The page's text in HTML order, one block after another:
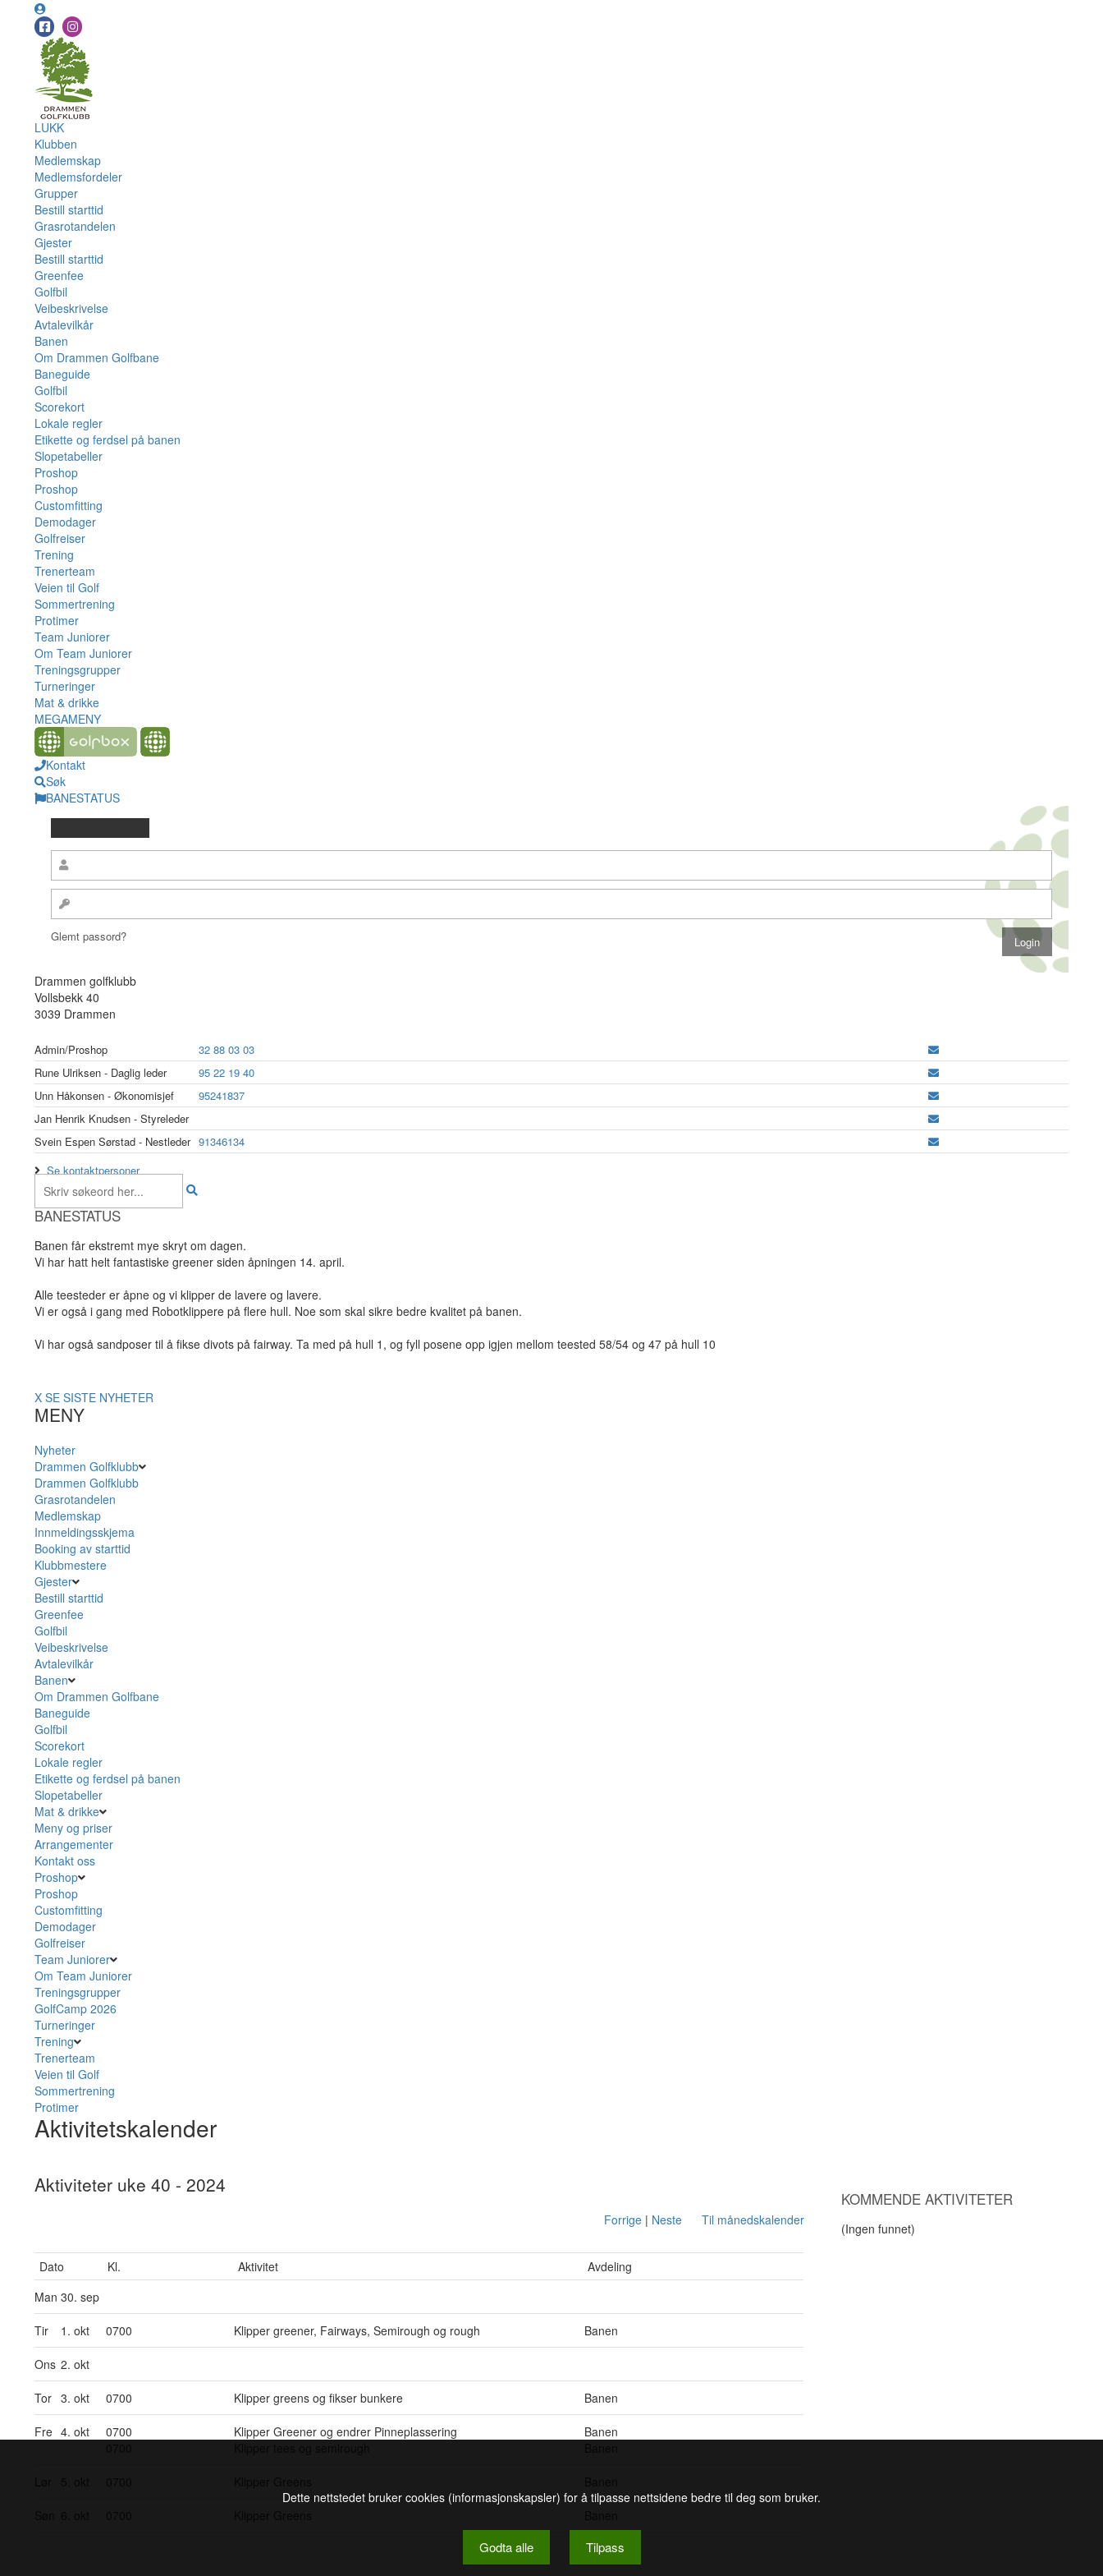
LUKK
Klubben
Medlemskap
Medlemsfordeler
Grupper
Bestill starttid
Grasrotandelen
Gjester
Bestill starttid
Greenfee
Golfbil
Veibeskrivelse
Avtalevilkår
Banen
Om Drammen Golfbane
Baneguide
Golfbil
Scorekort
Lokale regler
Etikette og ferdsel på banen
Slopetabeller
Proshop
Proshop
Customfitting
Demodager
Golfreiser
Trening
Trenerteam
Veien til Golf
Sommertrening
Protimer
Team Juniorer
Om Team Juniorer
Treningsgrupper
Turneringer
Mat & drikke
MEGAMENY
Kontakt
Søk
BANESTATUS
Glemt passord?
Drammen golfklubb
Vollsbekk 40
3039 Drammen
Admin/Proshop
32 88 03 03
Rune Ulriksen - Daglig leder
95 22 19 40
Unn Håkonsen - Økonomisjef
95241837
Jan Henrik Knudsen - Styreleder
Svein Espen Sørstad - Nestleder 91346134
Se kontaktpersoner
BANESTATUS
Banen får ekstremt mye skryt om dagen.
Vi har hatt helt fantastiske greener siden åpningen 14. april.
Alle teesteder er åpne og vi klipper de lavere og lavere.
Vi er også i gang med Robotklippere på flere hull. Noe som skal sikre bedre kvalitet på banen.
Vi har også sandposer til å fikse divots på fairway. Ta med på hull 1, og fyll posene opp igjen mellom teested 58/54 og 47 på hull 10
X SE SISTE NYHETER
MENY
Nyheter
Drammen Golfklubb
Drammen Golfklubb
Grasrotandelen
Medlemskap
Innmeldingsskjema
Booking av starttid
Klubbmestere
Gjester
Bestill starttid
Greenfee
Golfbil
Veibeskrivelse
Avtalevilkår
Banen
Om Drammen Golfbane
Baneguide
Golfbil
Scorekort
Lokale regler
Etikette og ferdsel på banen
Slopetabeller
Mat & drikke
Meny og priser
Arrangementer
Kontakt oss
Proshop
Proshop
Customfitting
Demodager
Golfreiser
Team Juniorer
Om Team Juniorer
Treningsgrupper
GolfCamp 2026
Turneringer
Trening
Trenerteam
Veien til Golf
Sommertrening
Protimer
Aktivitetskalender
Aktiviteter uke 40 - 2024
Forrige| Neste Til månedskalender
Dato Kl. Aktivitet
Avdeling
Man 30. sep
Tir 1. okt 0700 Klipper greener, Fairways, Semirough og rough Banen
Ons 2. okt
Tor 3. okt 0700 Klipper greens og fikser bunkere Banen
Fre 4. okt 0700 Klipper Greener og endrer Pinneplassering
Banen
KOMMENDE AKTIVITETER
(Ingen funnet)
Dette nettstedet bruker cookies (informasjonskapsler) for å tilpasse nettsidene bedre til deg som bruker.
Godta alle Tilpass